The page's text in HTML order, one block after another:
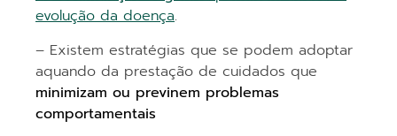
evolução da doença.
– Existem estratégias que se podem adoptar
aquando da prestação de cuidados que
minimizam ou previnem problemas
comportamentais